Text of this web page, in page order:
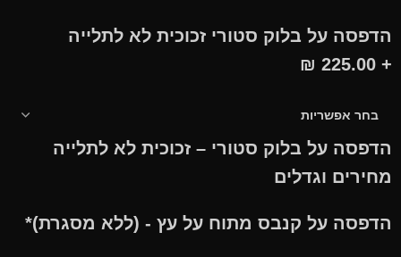
הדפסה על בלוק סטורי זכוכית לא לתלייה
+ 225.00
₪
הדפסה על בלוק סטורי – זכוכית לא לתלייה
מחירים וגדלים
הדפסה על קנבס מתוח על עץ - (ללא מסגרת)*